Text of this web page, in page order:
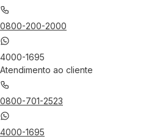
0800-200-2000
4000-1695
Atendimento ao cliente
0800-701-2523
4000-1695